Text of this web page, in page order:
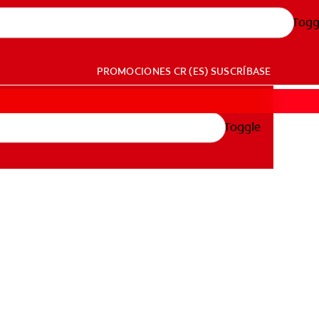
PROMOCIONES CR (ES) SUSCRÍBASE
Toggle